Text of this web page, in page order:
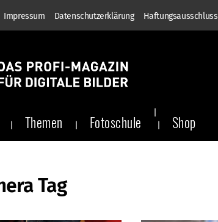
Impressum Datenschutzerklärung Haftungsausschluss
Themen Fotoschule Shop
Tag